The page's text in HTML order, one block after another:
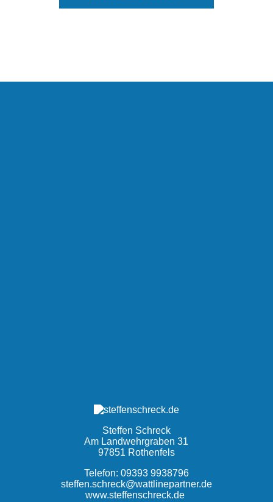
Steffen Schreck
Am Landwehrgraben 31
97851 Rothenfels
Telefon: 09393 9938796
steffen.schreck@wattlinepartner.de
www.steffenschreck.de